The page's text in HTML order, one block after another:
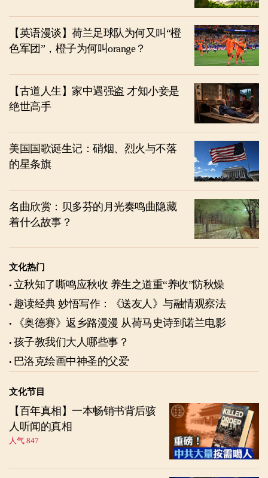
【英语漫谈】荷兰足球队为何又叫“橙
色军团”，橙子为何叫orange？
【古道人生】家中遇强盗 才知小妾是
绝世高手
美国国歌诞生记：硝烟、烈火与不落
的星条旗
名曲欣赏：贝多芬的月光奏鸣曲隐藏
着什么故事？
文化热门
立秋知了嘶鸣应秋收 养生之道重“养收”防秋燥
趣读经典 妙悟写作：《送友人》与融情观察法
《奥德赛》返乡路漫漫 从荷马史诗到诺兰电影
孩子教我们大人哪些事？
巴洛克绘画中神圣的父爱
文化节目
【百年真相】一本畅销书背后骇
人听闻的真相
人气 847